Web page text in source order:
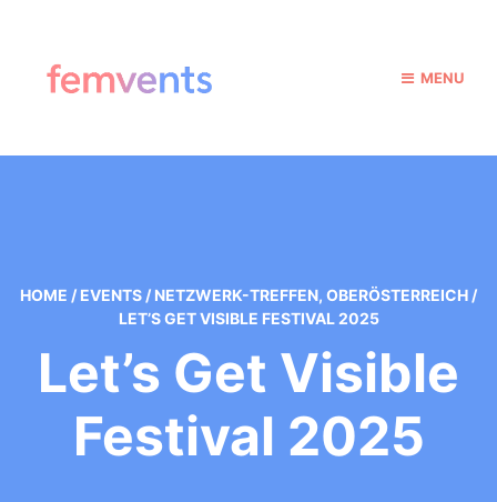
MENU
HOME / EVENTS / NETZWERK-TREFFEN, OBERÖSTERREICH /
LET’S GET VISIBLE FESTIVAL 2025
Let’s Get Visible
Festival 2025